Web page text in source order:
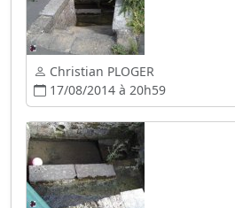
Christian PLOGER
17/08/2014 à 20h59